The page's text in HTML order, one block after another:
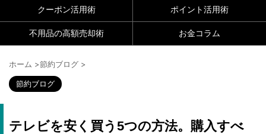
クーポン活用術 ポイント活用術
不用品の高額売却術 お金コラム
ホーム >節約ブログ >
節約ブログ
テレビを安く買う5つの方法。購入すべ